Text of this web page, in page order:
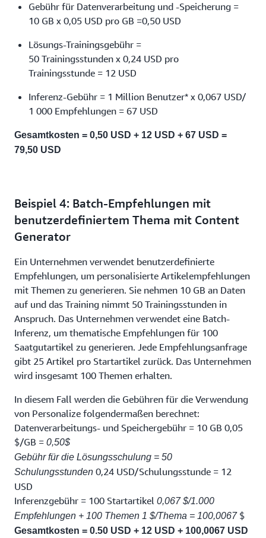
Gebühr für Datenverarbeitung und -Speicherung =
10 GB x 0,05 USD pro GB =0,50 USD
Lösungs-Trainingsgebühr =
50 Trainingsstunden x 0,24 USD pro
Trainingsstunde = 12 USD
Inferenz-Gebühr = 1 Million Benutzer* x 0,067 USD/
1 000 Empfehlungen = 67 USD
Gesamtkosten = 0,50 USD + 12 USD + 67 USD =
79,50 USD
Beispiel 4: Batch-Empfehlungen mit
benutzerdefiniertem Thema mit Content
Generator
Ein Unternehmen verwendet benutzerdefinierte
Empfehlungen, um personalisierte Artikelempfehlungen
mit Themen zu generieren. Sie nehmen 10 GB an Daten
auf und das Training nimmt 50 Trainingsstunden in
Anspruch. Das Unternehmen verwendet eine Batch-
Inferenz, um thematische Empfehlungen für 100
Saatgutartikel zu generieren. Jede Empfehlungsanfrage
gibt 25 Artikel pro Startartikel zurück. Das Unternehmen
wird insgesamt 100 Themen erhalten.
In diesem Fall werden die Gebühren für die Verwendung
von Personalize folgendermaßen berechnet:
Datenverarbeitungs- und Speichergebühr = 10 GB 0,05
$/GB = 0,50$
Gebühr für die Lösungsschulung = 50
Schulungsstunden 0,24 USD/Schulungsstunde = 12
USD
Inferenzgebühr = 100 Startartikel 0,067 $/1.000
Empfehlungen + 100 Themen 1 $/Thema = 100,0067 $
Gesamtkosten = 0.50 USD + 12 USD + 100,0067 USD